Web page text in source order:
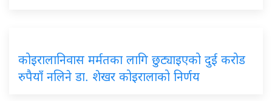
कोइरालानिवास मर्मतका लागि छुट्याइएको दुई करोड
रुपैयाँ नलिने डा. शेखर कोइरालाको निर्णय